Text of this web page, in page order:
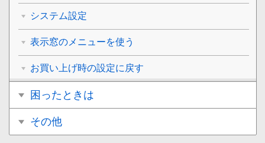
システム設定
表示窓のメニューを使う
お買い上げ時の設定に戻す
困ったときは
その他